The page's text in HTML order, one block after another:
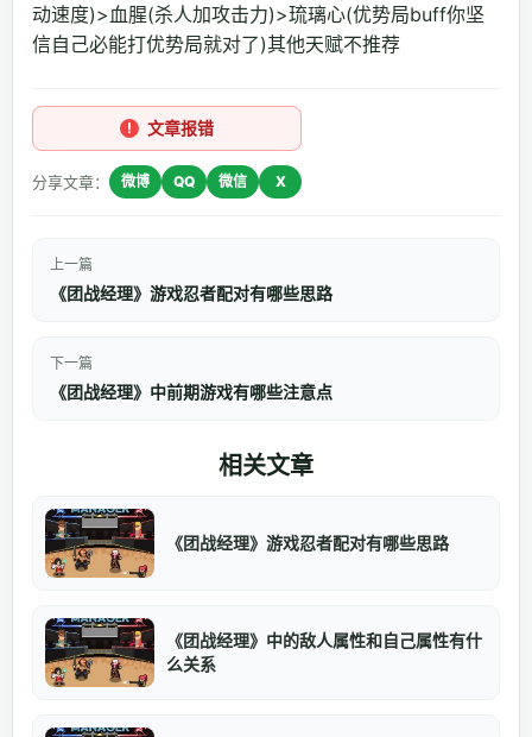
动速度)>血腥(杀人加攻击力)>琉璃心(优势局buff你坚
信自己必能打优势局就对了)其他天赋不推荐
文章报错
分享文章： 微博 QQ 微信 X
上一篇
《团战经理》游戏忍者配对有哪些思路
下一篇
《团战经理》中前期游戏有哪些注意点
相关文章
《团战经理》游戏忍者配对有哪些思路
《团战经理》中的敌人属性和自己属性有什
么关系